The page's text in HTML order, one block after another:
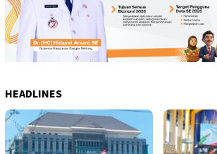
HEADLINES